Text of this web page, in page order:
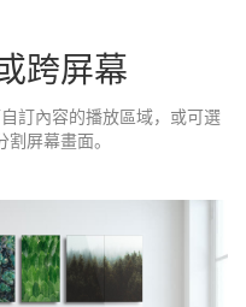
跨屏幕
訂內容的播放區域，或可選
屏幕畫面。